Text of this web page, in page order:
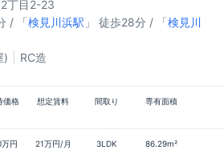
2丁目2-23
/ 「検見川浜駅 」 徒歩28分 / 「検見川
) RC造
価格 想定賃料 間取り
専有面積
円 21万円/月 3LDK
86.29m²